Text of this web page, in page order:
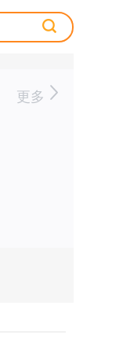
更多